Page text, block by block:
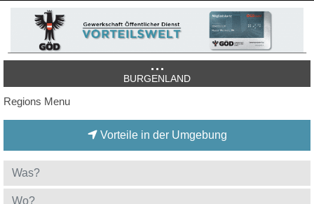
BURGENLAND
Regions Menu
Vorteile in der Umgebung